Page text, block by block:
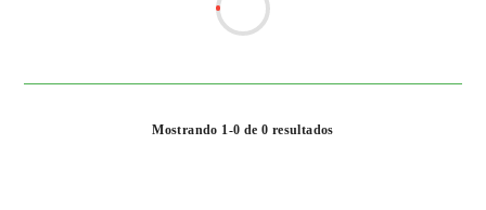
Mostrando 1-0 de 0 resultados